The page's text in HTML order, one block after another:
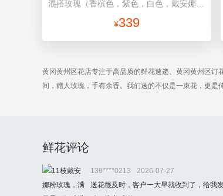
¥339
黄冈黄州区花店专注于高品质的鲜花速递、黄冈黄州区订
间，赠人玫瑰，手有余香。我们送的不仅是一束花，更是
鲜花评论
139****0213
2026-07-27
送花很及时，客户一大早就收到了，给我